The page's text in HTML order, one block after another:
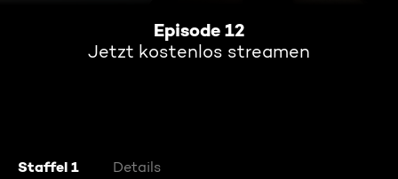
Episode 12
Jetzt kostenlos streamen
Staffel 1 Details